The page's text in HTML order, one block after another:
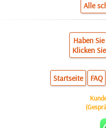
Alle
Haben
Klicken
Startseite FAQ